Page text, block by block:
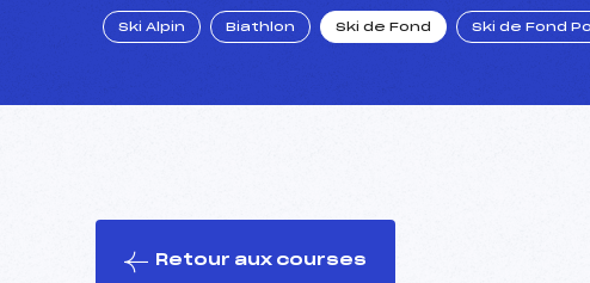
Ski Alpin Biathlon Ski de Fond Ski de Fond
Retour aux courses